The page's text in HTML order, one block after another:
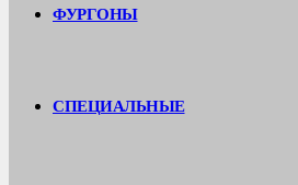
ФУРГОНЫ
СПЕЦИАЛЬНЫЕ